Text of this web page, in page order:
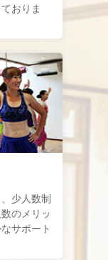
おりま
少人数制
のメリッ
サポート